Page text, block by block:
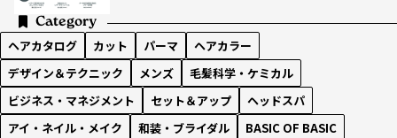
Category
ヘアカタログ カット パーマ
ヘアカラー
デザイン＆テクニック
メンズ
毛髪科学・ケミカル
ビジネス・マネジメント
セット＆アップ
ヘッドスパ
アイ・ネイル・メイク
和装・ブライダル
BASIC OF BASIC